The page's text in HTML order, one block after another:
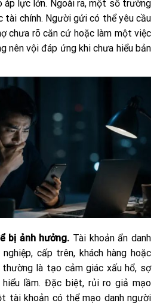
lực lớn. Ngoài ra, một số trường
tài chính. Người gửi có thể yêu cầu
chưa rõ căn cứ hoặc làm một việc
nên vội đáp ứng khi chưa hiểu bản
bị ảnh hưởng. Tài khoản ẩn danh
cấp trên, khách hàng hoặc
là tạo cảm giác xấu hổ, sợ
lầm. Đặc biệt, rủi ro giả mạo
tài khoản có thể mạo danh người